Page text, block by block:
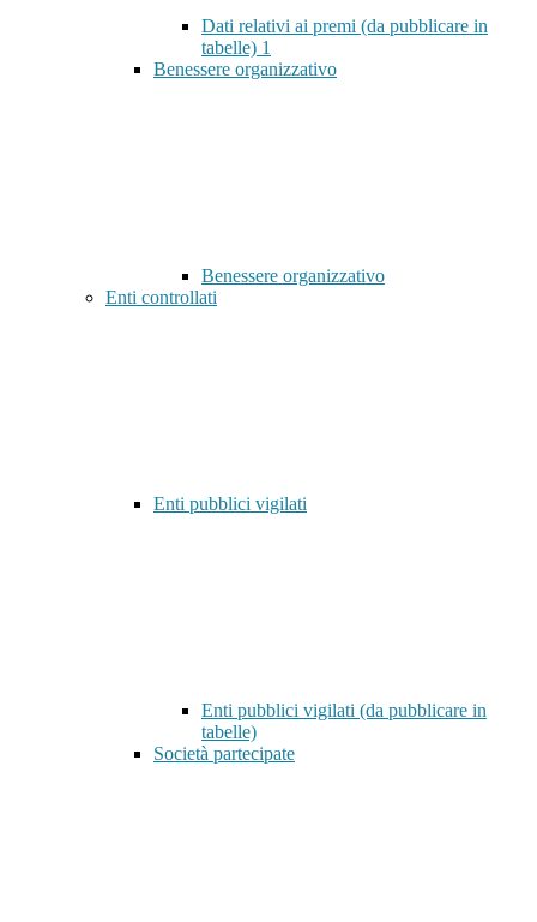
Dati relativi ai premi (da pubblicare in
tabelle) 1
Benessere organizzativo
Benessere organizzativo
Enti controllati
Enti pubblici vigilati
Enti pubblici vigilati (da pubblicare in
tabelle)
Società partecipate